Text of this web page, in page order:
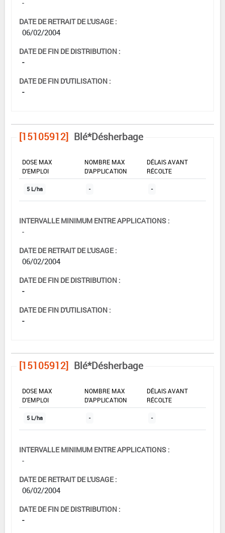
-
DATE DE RETRAIT DE L'USAGE :
06/02/2004
DATE DE FIN DE DISTRIBUTION :
-
DATE DE FIN D'UTILISATION :
-
[15105912] Blé*Désherbage
DOSE MAX
D'EMPLOI
NOMBRE MAX
D'APPLICATION
DÉLAIS AVANT
RÉCOLTE
5 L/ha - -
INTERVALLE MINIMUM ENTRE APPLICATIONS :
-
DATE DE RETRAIT DE L'USAGE :
06/02/2004
DATE DE FIN DE DISTRIBUTION :
-
DATE DE FIN D'UTILISATION :
-
[15105912] Blé*Désherbage
DOSE MAX
D'EMPLOI
NOMBRE MAX
D'APPLICATION
DÉLAIS AVANT
RÉCOLTE
5 L/ha - -
INTERVALLE MINIMUM ENTRE APPLICATIONS :
-
DATE DE RETRAIT DE L'USAGE :
06/02/2004
DATE DE FIN DE DISTRIBUTION :
-